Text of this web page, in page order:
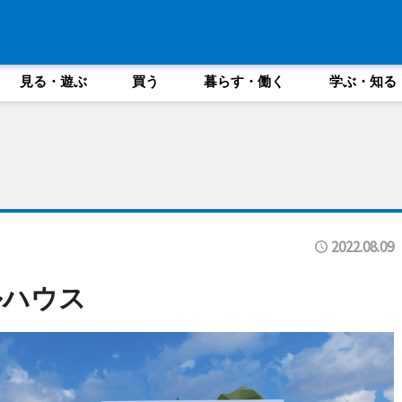
見る・遊ぶ 買う 暮らす・働く 学ぶ・知る
2022.08.09
ウス